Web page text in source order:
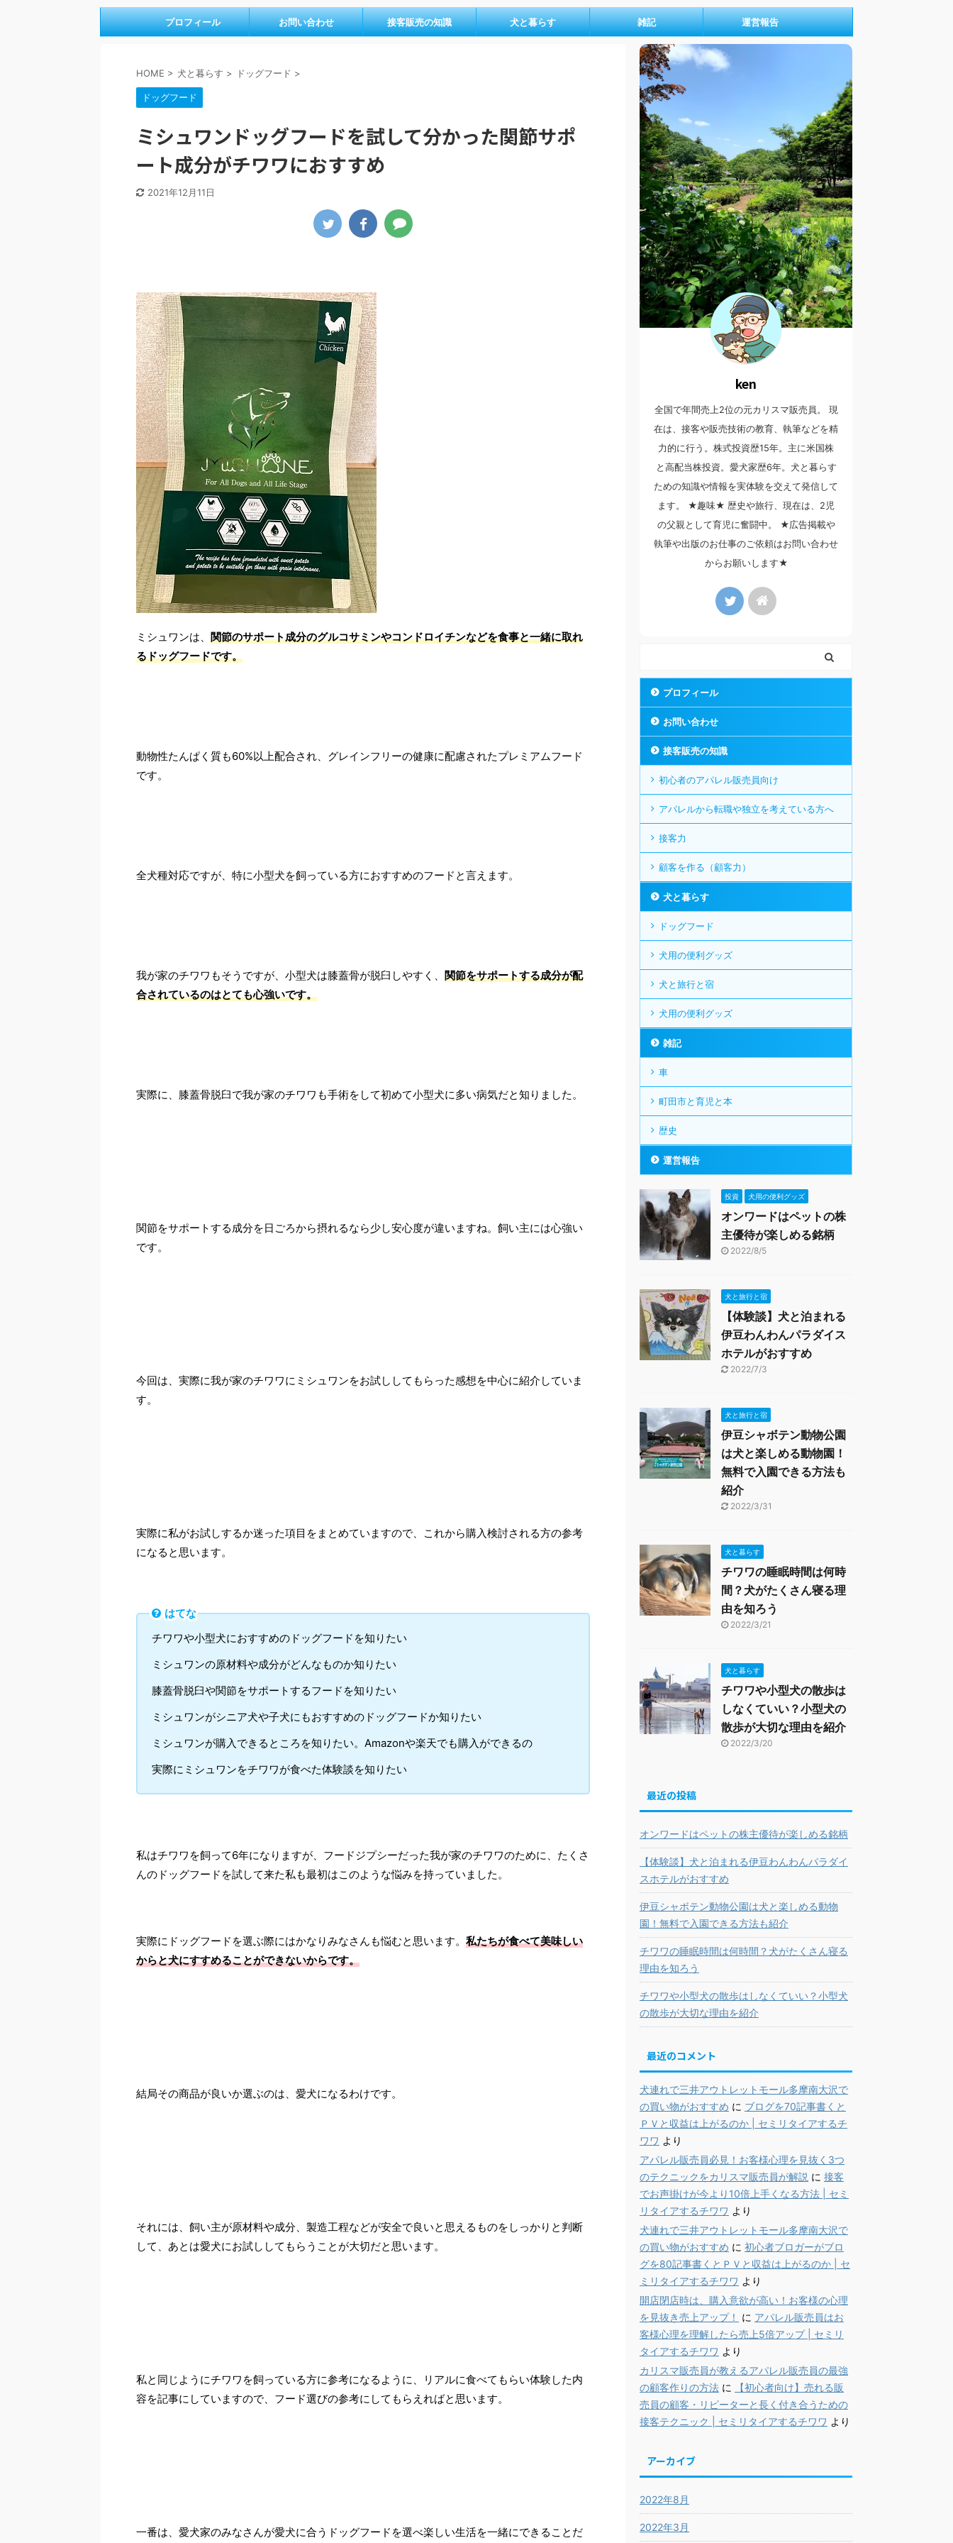
プロフィール お問い合わせ 接客販売の知識 犬と暮らす 雑記 運営報告
HOME > 犬と暮らす > ドッグフード >
ドッグフード
ミシュワンドッグフードを試して分かった関節サポ
ート成分がチワワにおすすめ
2021年12月11日
ミシュワンは、 関節のサポート成分のグルコサミンやコンドロイチンなどを食事と一緒に取れ
るドッグフードです。
動物性たんぱく質も60%以上配合され、グレインフリーの健康に配慮されたプレミアムフード
です。
全犬種対応ですが、特に小型犬を飼っている方におすすめのフードと言えます。
我が家のチワワもそうですが、小型犬は膝蓋骨が脱臼しやすく、 関節をサポートする成分が配
合されているのはとても心強いです。
実際に、膝蓋骨脱臼で我が家のチワワも手術をして初めて小型犬に多い病気だと知りました。
関節をサポートする成分を日ごろから摂れるなら少し安心度が違いますね。飼い主には心強い
です。
今回は、実際に我が家のチワワにミシュワンをお試ししてもらった感想を中心に紹介していま
す。
実際に私がお試しするか迷った項目をまとめていますので、これから購入検討される方の参考
になると思います。
はてな
チワワや小型犬におすすめのドッグフードを知りたい
ミシュワンの原材料や成分がどんなものか知りたい
膝蓋骨脱臼や関節をサポートするフードを知りたい
ミシュワンがシニア犬や子犬にもおすすめのドッグフードか知りたい
ミシュワンが購入できるところを知りたい。Amazonや楽天でも購入ができるの
実際にミシュワンをチワワが食べた体験談を知りたい
私はチワワを飼って6年になりますが、フードジプシーだった我が家のチワワのために、たくさ
んのドッグフードを試して来た私も最初はこのような悩みを持っていました。
実際にドッグフードを選ぶ際にはかなりみなさんも悩むと思います。 私たちが食べて美味しい
からと犬にすすめることができないからです。
結局その商品が良いか選ぶのは、愛犬になるわけです。
それには、飼い主が原材料や成分、製造工程などが安全で良いと思えるものをしっかりと判断
して、あとは愛犬にお試ししてもらうことが大切だと思います。
私と同じようにチワワを飼っている方に参考になるように、リアルに食べてもらい体験した内
容を記事にしていますので、フード選びの参考にしてもらえればと思います。
一番は、愛犬家のみなさんが愛犬に合うドッグフードを選べ楽しい生活を一緒にできることだ
ken
全国で年間売上2位の元カリスマ販売員。 現
在は、接客や販売技術の教育、執筆などを精
力的に行う。株式投資歴15年。主に米国株
と高配当株投資。愛犬家歴6年。犬と暮らす
ための知識や情報を実体験を交えて発信して
ます。 ★趣味★ 歴史や旅行、現在は、2児
の父親として育児に奮闘中。 ★広告掲載や
執筆や出版のお仕事のご依頼はお問い合わせ
からお願いします★
プロフィール
お問い合わせ
接客販売の知識
初心者のアパレル販売員向け
アパレルから転職や独立を考えている方へ
接客力
顧客を作る（顧客力）
犬と暮らす
ドッグフード
犬用の便利グッズ
犬と旅行と宿
犬用の便利グッズ
雑記
車
町田市と育児と本
歴史
運営報告
投資 犬用の便利グッズ
オンワードはペットの株
主優待が楽しめる銘柄
2022/8/5
犬と旅行と宿
【体験談】犬と泊まれる
伊豆わんわんパラダイス
ホテルがおすすめ
2022/7/3
犬と旅行と宿
伊豆シャボテン動物公園
は犬と楽しめる動物園！
無料で入園できる方法も
紹介
2022/3/31
犬と暮らす
チワワの睡眠時間は何時
間？犬がたくさん寝る理
由を知ろう
2022/3/21
犬と暮らす
チワワや小型犬の散歩は
しなくていい？小型犬の
散歩が大切な理由を紹介
2022/3/20
最近の投稿
オンワードはペットの株主優待が楽しめる銘柄
【体験談】犬と泊まれる伊豆わんわんパラダイ
スホテルがおすすめ
伊豆シャボテン動物公園は犬と楽しめる動物
園！無料で入園できる方法も紹介
チワワの睡眠時間は何時間？犬がたくさん寝る
理由を知ろう
チワワや小型犬の散歩はしなくていい？小型犬
の散歩が大切な理由を紹介
最近のコメント
犬連れで三井アウトレットモール多摩南大沢で
の買い物がおすすめ に ブログを70記事書くと
ＰＶと収益は上がるのか | セミリタイアするチ
ワワ より
アパレル販売員必見！お客様心理を見抜く3つ
のテクニックをカリスマ販売員が解説 に 接客
でお声掛けが今より10倍上手くなる方法 | セミ
リタイアするチワワ より
犬連れで三井アウトレットモール多摩南大沢で
の買い物がおすすめ に 初心者ブロガーがブロ
グを80記事書くとＰＶと収益は上がるのか | セ
ミリタイアするチワワ より
開店閉店時は、購入意欲が高い！お客様の心理
を見抜き売上アップ！
に アパレル販売員はお
客様心理を理解したら売上5倍アップ | セミリ
タイアするチワワ より
カリスマ販売員が教えるアパレル販売員の最強
の顧客作りの方法 に
【初心者向け】売れる販
売員の顧客・リピーターと長く付き合うための
接客テクニック | セミリタイアするチワワ より
アーカイブ
2022年8月
2022年3月